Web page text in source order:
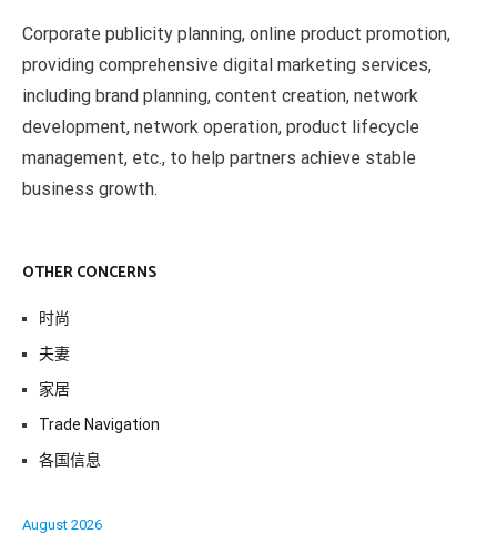
Corporate publicity planning, online product promotion,
providing comprehensive digital marketing services,
including brand planning, content creation, network
development, network operation, product lifecycle
management, etc., to help partners achieve stable
business growth.
OTHER CONCERNS
时尚
夫妻
家居
Trade Navigation
各国信息
August 2026